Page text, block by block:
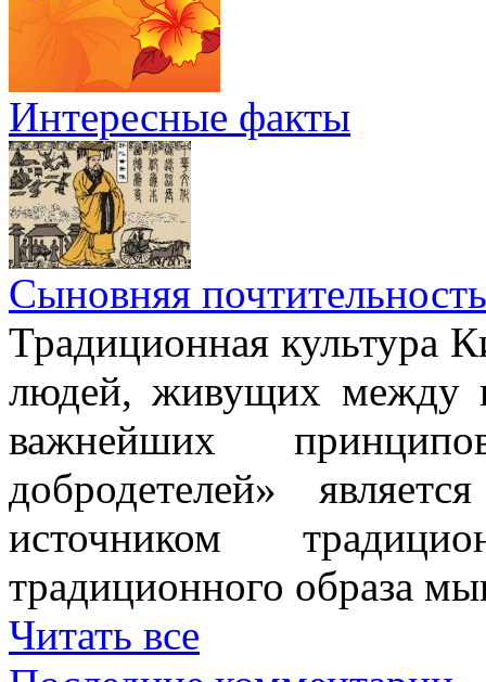
Интересные факты
Сыновняя почтительность
Традиционная культура
людей, живущих между
важнейших
добродетелей»
источником
традиционного образа
Читать все